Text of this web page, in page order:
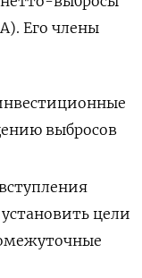
Его члены
выбросов
цели